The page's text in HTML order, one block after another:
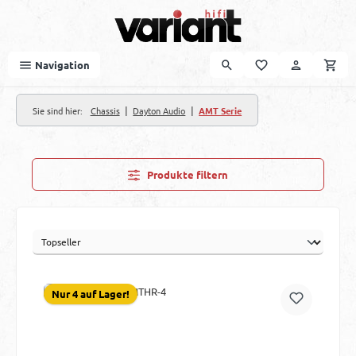
Navigation
Sie sind hier: Chassis | Dayton Audio | AMT Serie
Produkte filtern
Nur 4 auf Lager!